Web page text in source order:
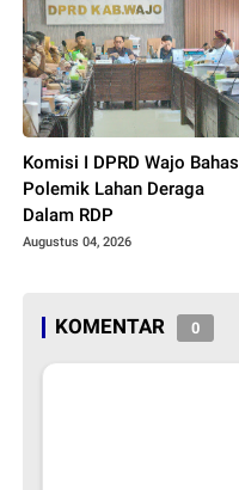
Komisi I DPRD Wajo Bahas
Polemik Lahan Deraga
Dalam RDP
Augustus 04, 2026
KOMENTAR 0